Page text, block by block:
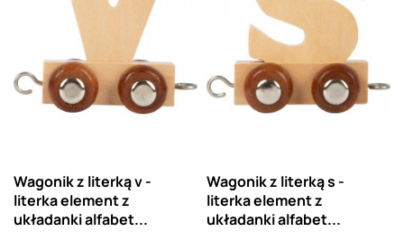
Wagonik z literką v -
literka element z
układanki alfabet...
Wagonik z literką s -
literka element z
układanki alfabet...